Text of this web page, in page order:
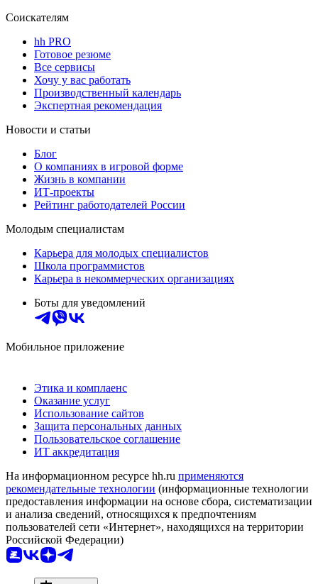
Соискателям
hh PRO
Готовое резюме
Все сервисы
Хочу у вас работать
Производственный календарь
Экспертная рекомендация
Новости и статьи
Блог
О компаниях в игровой форме
Жизнь в компании
ИТ-проекты
Рейтинг работодателей России
Молодым специалистам
Карьера для молодых специалистов
Школа программистов
Карьера в некоммерческих организациях
Боты для уведомлений
Мобильное приложение
Этика и комплаенс
Оказание услуг
Использование сайтов
Защита персональных данных
Пользовательское соглашение
ИТ аккредитация
На информационном ресурсе hh.ru применяются
рекомендательные технологии (информационные технологии
предоставления информации на основе сбора, систематизации
и анализа сведений, относящихся к предпочтениям
пользователей сети «Интернет», находящихся на территории
Российской Федерации)